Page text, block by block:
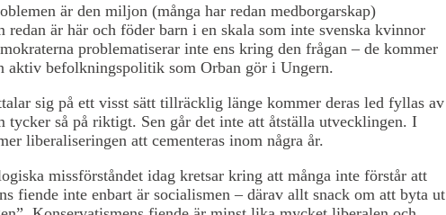
är den miljon (många har redan medborgarskap)
redan är här och föder barn i en skala som inte svenska kvinnor
problematiserar inte ens kring den frågan – de kommer
aktiv befolkningspolitik som Orban gör i Ungern.
sig på ett visst sätt tillräcklig länge kommer deras led fyllas av
tycker så på riktigt. Sen går det inte att åtställa utvecklingen. I
liberaliseringen att cementeras inom några år.
missförståndet idag kretsar kring att många inte förstår att
fiende inte enbart är socialismen – därav allt snack om att byta ut